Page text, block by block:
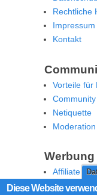
Diese Website
Rechtliche
Impressum
Kontakt
Vorteile für
Netiquette
Moderation
Werbung
Affiliate
Werben